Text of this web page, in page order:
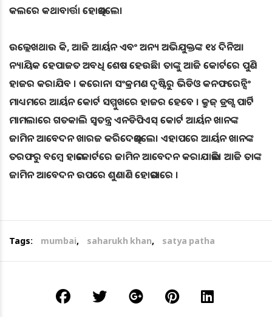
କଲରେ କଥାବାର୍ତ୍ତା ହୋଇଥିଲେ।
ଉଲ୍ଲେଖଥାଉ କି, ଆଜି ଆର୍ୟନ ଏବଂ ଅନ୍ୟ ଅଭିଯୁକ୍ତଙ୍କ ୧୪ ଦିନିଆ
ନ୍ୟାୟିକ ହେପାଜତ ଅବଧି ଶେଷ ହେଉଛି। ତାଙ୍କୁ ଆଜି କୋର୍ଟରେ ପୁଣି
ହାଜର କରାଯିବ । କରୋନା ସଂକ୍ରମଣ ଦୃଷ୍ଟିରୁ ଭିଡିଓ କନଫରେନ୍ସିଂ
ମାଧ୍ୟମରେ ଆର୍ୟନ କୋର୍ଟ ସମ୍ମୁଖରେ ହାଜର ହେବେ । କ୍ରୁଜ୍ ଡ୍ରଗ୍ସ ପାର୍ଟି
ମାମଲାରେ ଗତକାଲି ସ୍ବତନ୍ତ୍ର ଏନଡିପିଏସ୍ କୋର୍ଟ ଆର୍ୟନ ଖାନଙ୍କ
ଜାମିନ ଆବେଦନ ଖାରଜ କରିଦେଇଥିଲେ। ଏହାପରେ ଆର୍ୟନ ଖାନଙ୍କ
ତରଫରୁ ବମ୍ବେ ହାଇକୋର୍ଟରେ ଜାମିନ ଆବେଦନ କରାଯାଇଛି। ଆଜି ତାଙ୍କ
ଜାମିନ ଆବେଦନ ଉପରେ ଶୁଣାଣି ହୋଇପାରେ ।
Tags: mumbai, saharukh khan, satya patha